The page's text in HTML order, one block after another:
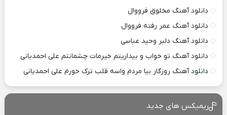
دانلود آهنگ مخلوق فرووال
دانلود آهنگ عمر رفته فرووال
دانلود آهنگ دلبر وحید عباسی
دانلود آهنگ تو خواب و بیداریتم خیرمات چشمانتم علی احمدیانی
دانلود آهنگ روزگار بیا مردم واسه قلب ترک خورم علی احمدیانی
ریمیکس های جدید